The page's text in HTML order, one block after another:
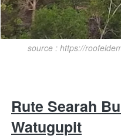
source : https://
Rute Searah
Watugupit